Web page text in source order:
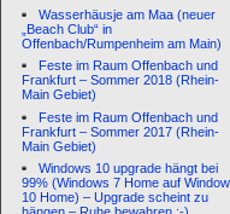
Wasserhäusje am Maa (neuer
„Beach Club“ in
Offenbach/Rumpenheim am Main)
Feste im Raum Offenbach und
Frankfurt – Sommer 2018 (Rhein-
Main Gebiet)
Feste im Raum Offenbach und
Frankfurt – Sommer 2017 (Rhein-
Main Gebiet)
Windows 10 upgrade hängt bei
99% (Windows 7 Home auf
10 Home) – Upgrade scheint zu